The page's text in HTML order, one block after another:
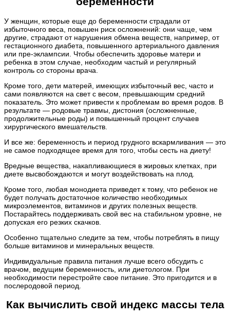
У женщин, которые еще до беременности страдали от
избыточного веса, повышен риск осложнений: они чаще, чем
другие, страдают от нарушения обмена веществ, например, от
гестационного диабета, повышенного артериального давления
или пре-эклампсии. Чтобы обеспечить здоровье матери и
ребенка в этом случае, необходим частый и регулярный
контроль со стороны врача.
Кроме того, дети матерей, имеющих избыточный вес, часто и
сами появляются на свет с весом, превышающим средний
показатель. Это может привести к проблемам во время родов. В
результате — родовые травмы, дистония (осложненные,
продолжительные роды) и повышенный процент случаев
хирургического вмешательств.
И все же: беременность и период грудного вскармливания — это
не самое подходящее время для того, чтобы сесть на диету!
Вредные вещества, накапливающиеся в жировых клетках, при
диете высвобождаются и могут воздействовать на плод.
Кроме того, любая монодиета приведет к тому, что ребенок не
будет получать достаточное количество необходимых
микроэлементов, витаминов и других полезных веществ.
Постарайтесь поддерживать свой вес на стабильном уровне, не
допуская его резких скачков.
Особенно тщательно следите за тем, чтобы потреблять в пищу
больше витаминов и минеральных веществ.
Индивидуальные правила питания лучше всего обсудить с
врачом, ведущим беременность, или диетологом. При
необходимости перестройте свое питание. Это пригодится и в
послеродовой период.
Как вычислить свой индекс массы тела